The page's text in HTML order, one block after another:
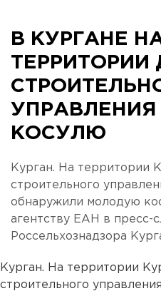
В КУРГАНЕ
КОСУЛЮ
Курган. На территории
строительного
обнаружили молодую
агентству ЕАН в пресс-
Россельхознадзора
Курган. На территории
строительного